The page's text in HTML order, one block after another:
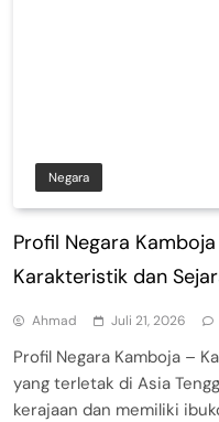
Negara
Profil Negara
Karakteristik dan
Ahmad Juli 21, 2026
Profil Negara Kamboja –
yang terletak di Asia
kerajaan dan memiliki